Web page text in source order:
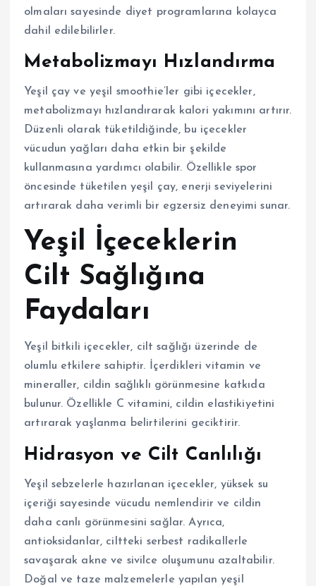
olmaları sayesinde diyet programlarına kolayca
dahil edilebilirler.
Metabolizmayı Hızlandırma
Yeşil çay ve yeşil smoothie’ler gibi içecekler,
metabolizmayı hızlandırarak kalori yakımını artırır.
Düzenli olarak tüketildiğinde, bu içecekler
vücudun yağları daha etkin bir şekilde
kullanmasına yardımcı olabilir. Özellikle spor
öncesinde tüketilen yeşil çay, enerji seviyelerini
artırarak daha verimli bir egzersiz deneyimi sunar.
Yeşil İçeceklerin
Cilt Sağlığına
Faydaları
Yeşil bitkili içecekler, cilt sağlığı üzerinde de
olumlu etkilere sahiptir. İçerdikleri vitamin ve
mineraller, cildin sağlıklı görünmesine katkıda
bulunur. Özellikle C vitamini, cildin elastikiyetini
artırarak yaşlanma belirtilerini geciktirir.
Hidrasyon ve Cilt Canlılığı
Yeşil sebzelerle hazırlanan içecekler, yüksek su
içeriği sayesinde vücudu nemlendirir ve cildin
daha canlı görünmesini sağlar. Ayrıca,
antioksidanlar, ciltteki serbest radikallerle
savaşarak akne ve sivilce oluşumunu azaltabilir.
Doğal ve taze malzemelerle yapılan yeşil